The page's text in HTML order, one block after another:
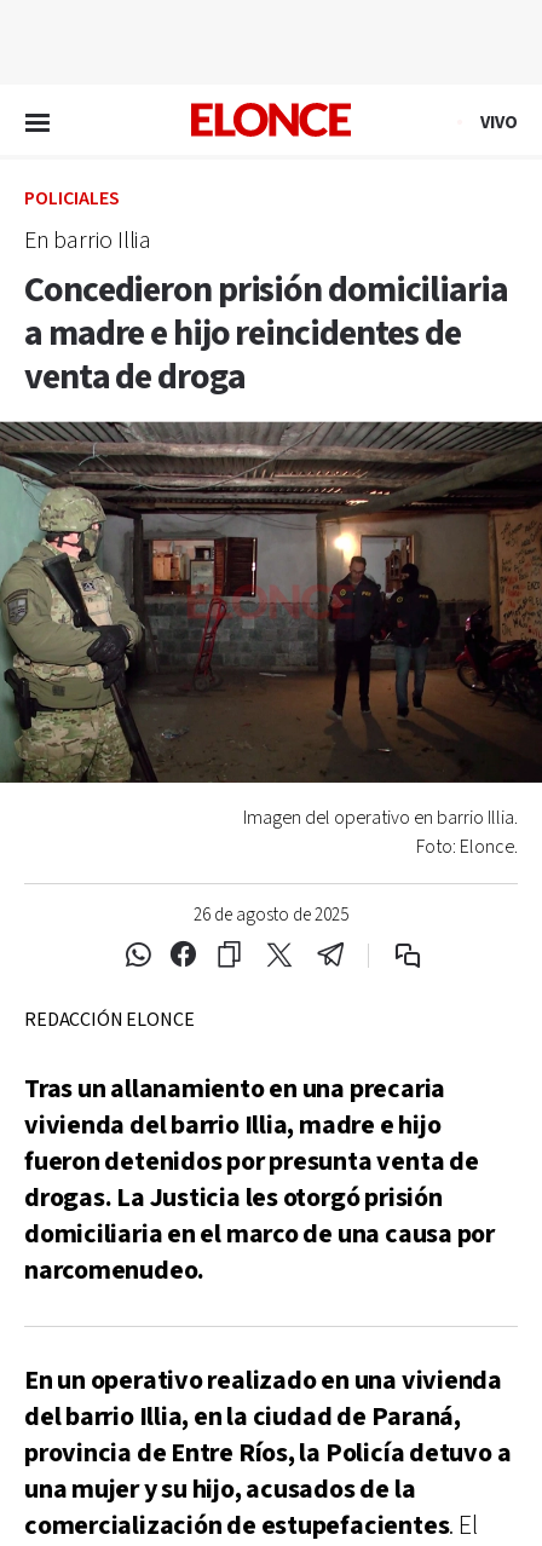
VIVO
POLICIALES
En barrio Illia
Concedieron prisión domiciliaria
a madre e hijo reincidentes de
venta de droga
26 de agosto de 2025
Imagen del operativo en barrio Illia.
Foto: Elonce.
REDACCIÓN ELONCE
Tras un allanamiento en una precaria
vivienda del barrio Illia, madre e hijo
fueron detenidos por presunta venta de
drogas. La Justicia les otorgó prisión
domiciliaria en el marco de una causa por
narcomenudeo.
En un operativo realizado en una vivienda
del barrio Illia, en la ciudad de Paraná,
provincia de Entre Ríos, la Policía detuvo a
una mujer y su hijo, acusados de la
comercialización de estupefacientes. El